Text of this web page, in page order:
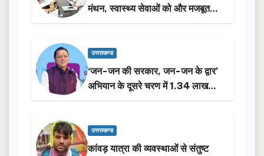
मंथन, स्वास्थ्य सेवाओं को और मजबूत
करेगी सरकार: मुख्यमंत्री धामी…
उत्तराखण्ड
‘जन-जन की सरकार, जन-जन के द्वार’
अभियान के दूसरे चरण में 1.34 लाख
लोगों की भागीदारी…
उत्तराखण्ड
कांवड़ यात्रा की व्यवस्थाओं से संतुष्ट